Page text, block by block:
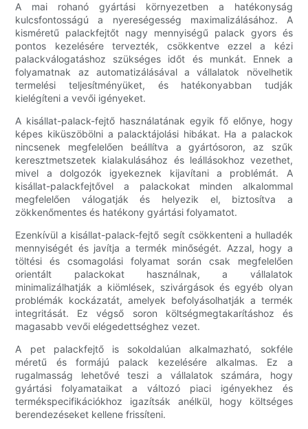
A mai rohanó gyártási környezetben a hatékonyság
kulcsfontosságú a nyereségesség maximalizálásához. A
kisméretű palackfejtőt nagy mennyiségű palack gyors és
pontos kezelésére tervezték, csökkentve ezzel a kézi
palackválogatáshoz szükséges időt és munkát. Ennek a
folyamatnak az automatizálásával a vállalatok növelhetik
termelési teljesítményüket, és hatékonyabban tudják
kielégíteni a vevői igényeket.
A kisállat-palack-fejtő használatának egyik fő előnye, hogy
képes kiküszöbölni a palacktájolási hibákat. Ha a palackok
nincsenek megfelelően beállítva a gyártósoron, az szűk
keresztmetszetek kialakulásához és leállásokhoz vezethet,
mivel a dolgozók igyekeznek kijavítani a problémát. A
kisállat-palackfejtővel a palackokat minden alkalommal
megfelelően válogatják és helyezik el, biztosítva a
zökkenőmentes és hatékony gyártási folyamatot.
Ezenkívül a kisállat-palack-fejtő segít csökkenteni a hulladék
mennyiségét és javítja a termék minőségét. Azzal, hogy a
töltési és csomagolási folyamat során csak megfelelően
orientált palackokat használnak, a vállalatok
minimalizálhatják a kiömlések, szivárgások és egyéb olyan
problémák kockázatát, amelyek befolyásolhatják a termék
integritását. Ez végső soron költségmegtakarításhoz és
magasabb vevői elégedettséghez vezet.
A pet palackfejtő is sokoldalúan alkalmazható, sokféle
méretű és formájú palack kezelésére alkalmas. Ez a
rugalmasság lehetővé teszi a vállalatok számára, hogy
gyártási folyamataikat a változó piaci igényekhez és
termékspecifikációkhoz igazítsák anélkül, hogy költséges
berendezéseket kellene frissíteni.